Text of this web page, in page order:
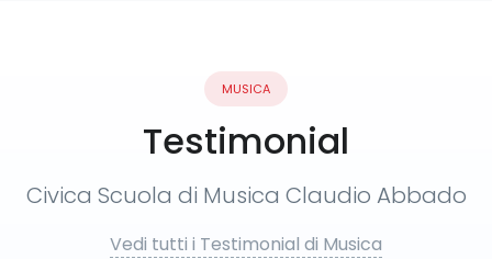
MUSICA
Testimonial
Civica Scuola di Musica Claudio Abbado
Vedi tutti i Testimonial di Musica